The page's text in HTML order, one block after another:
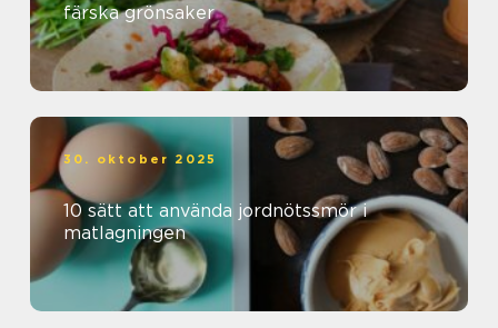
färska grönsaker
30. oktober 2025
10 sätt att använda jordnötssmör i
matlagningen